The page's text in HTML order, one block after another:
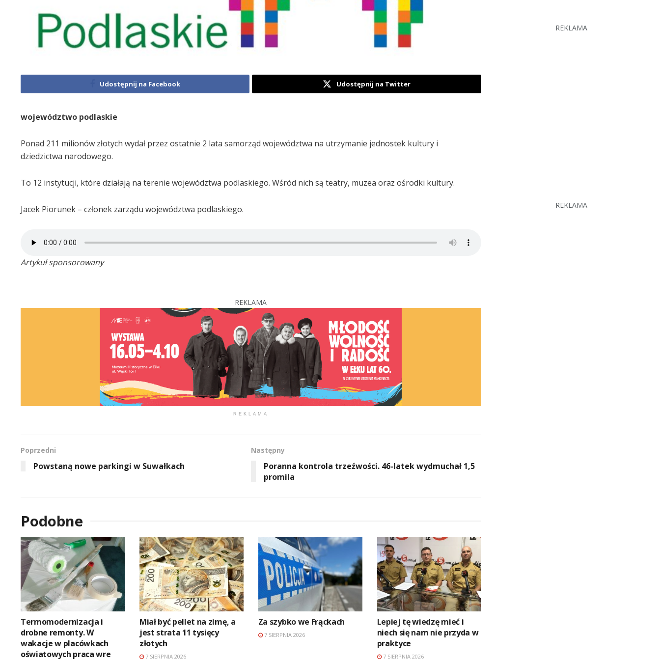
Udostępnij na Facebook Udostępnij na Twitter
województwo podlaskie
Ponad 211 milionów złotych wydał przez ostatnie 2 lata samorząd województwa na utrzymanie jednostek kultury i
dziedzictwa narodowego.
To 12 instytucji, które działają na terenie województwa podlaskiego. Wśród nich są teatry, muzea oraz ośrodki kultury.
Jacek Piorunek – członek zarządu województwa podlaskiego.
Artykuł sponsorowany
REKLAMA
REKLAMA
Poprzedni
Powstaną nowe parkingi w Suwałkach
Następny
Poranna kontrola trzeźwości. 46-latek wydmuchał 1,5
promila
Podobne
Termomodernizacja i
drobne remonty. W
wakacje w placówkach
oświatowych praca wre
Miał być pellet na zimę, a
jest strata 11 tysięcy
złotych
7 SIERPNIA 2026
Za szybko we Frąckach
7 SIERPNIA 2026
Lepiej tę wiedzę mieć i
niech się nam nie przyda w
praktyce
7 SIERPNIA 2026
REKLAMA
REKLAMA